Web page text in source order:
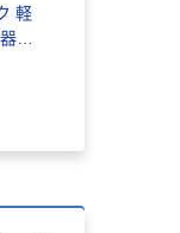
軽